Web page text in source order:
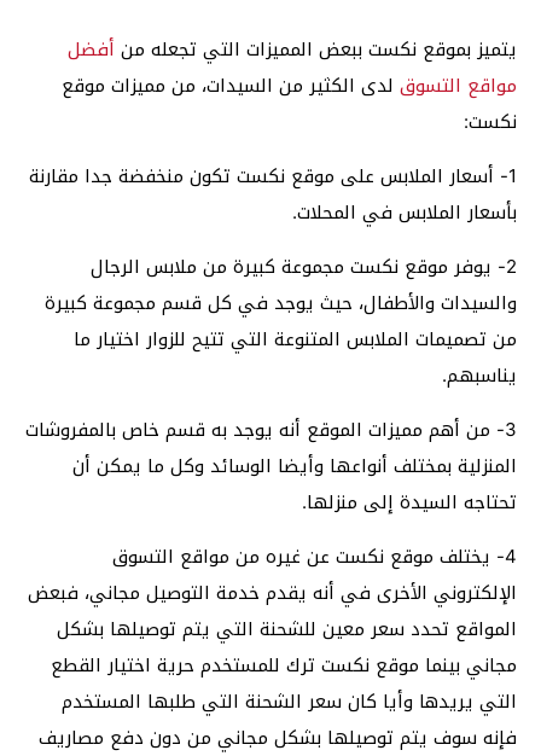
يتميز بموقع نكست ببعض المميزات التي تجعله من أفضل
مواقع التسوق لدى الكثير من السيدات، من مميزات موقع
نكست:
1- أسعار الملابس على موقع نكست تكون منخفضة جدا مقارنة
بأسعار الملابس في المحلات.
2- يوفر موقع نكست مجموعة كبيرة من ملابس الرجال
والسيدات والأطفال، حيث يوجد في كل قسم مجموعة كبيرة
من تصميمات الملابس المتنوعة التي تتيح للزوار اختيار ما
يناسبهم.
3- من أهم مميزات الموقع أنه يوجد به قسم خاص بالمفروشات
المنزلية بمختلف أنواعها وأيضا الوسائد وكل ما يمكن أن
تحتاجه السيدة إلى منزلها.
4- يختلف موقع نكست عن غيره من مواقع التسوق
الإلكتروني الأخرى في أنه يقدم خدمة التوصيل مجاني، فبعض
المواقع تحدد سعر معين للشحنة التي يتم توصيلها بشكل
مجاني بينما موقع نكست ترك للمستخدم حرية اختيار القطع
التي يريدها وأيا كان سعر الشحنة التي طلبها المستخدم
فإنه سوف يتم توصيلها بشكل مجاني من دون دفع مصاريف